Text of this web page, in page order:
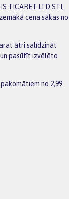
TICARET LTD STI,
cena sākas no
ātri salīdzināt
pasūtīt izvēlēto
no 2,99